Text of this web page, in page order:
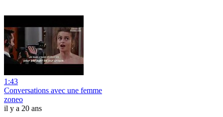
1:43
Conversations avec une femme
zoneo
il y a 20 ans